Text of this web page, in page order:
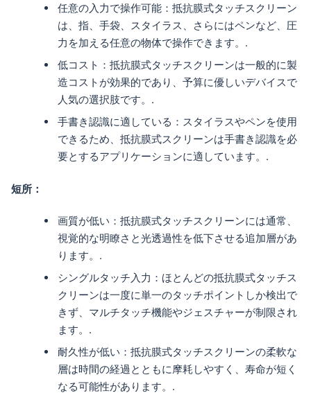
任意の入力で操作可能：抵抗膜式タッチスクリーン
は、指、手袋、スタイラス、さらにはペンなど、圧
力を加える任意の物体で操作できます。.
低コスト：抵抗膜式タッチスクリーンは一般的に製
造コストが効果的であり、予算に優しいデバイスで
人気の選択肢です。.
手書き認識に適している：スタイラスやペンを使用
できるため、抵抗膜式スクリーンは手書き認識を必
要とするアプリケーションに適しています。.
短所：
画質が低い：抵抗膜式タッチスクリーンには通常、
視覚的な明瞭さと光透過性を低下させる追加層があ
ります。.
シングルタッチ入力：ほとんどの抵抗膜式タッチス
クリーンは一度に単一のタッチポイントしか検出で
きず、マルチタッチ機能やジェスチャーが制限され
ます。.
耐久性が低い：抵抗膜式タッチスクリーンの柔軟な
層は時間の経過とともに摩耗しやすく、寿命が短く
なる可能性があります。.